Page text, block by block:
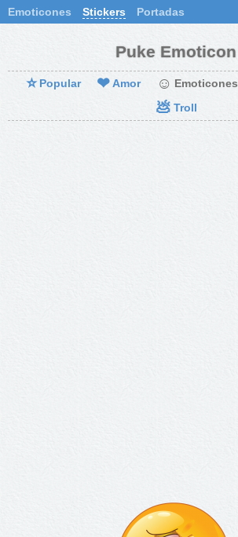
Emoticones Stickers Portadas
Puke Emoticon
⭐ Popular ❤ Amor ☺ Emoticones
💩 Troll